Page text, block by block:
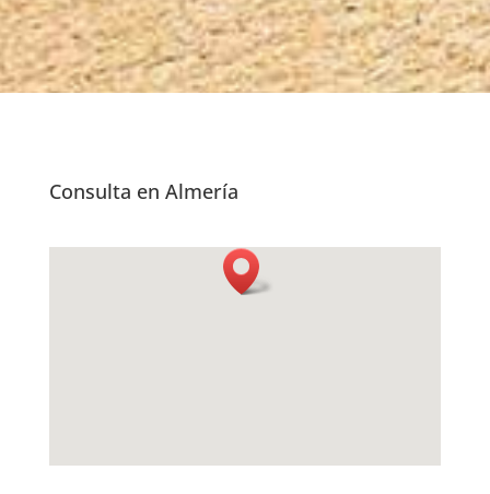
Consulta en Almería